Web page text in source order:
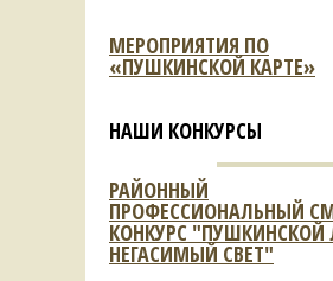
МЕРОПРИЯТИЯ ПО
«ПУШКИНСКОЙ КАРТЕ»
НАШИ КОНКУРСЫ
РАЙОННЫЙ
ПРОФЕССИОНАЛЬНЫЙ
КОНКУРС "ПУШКИНСКОЙ
НЕГАСИМЫЙ СВЕТ"